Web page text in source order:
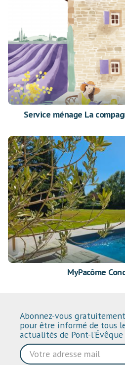
Service ménage La
MyPacôme
Abonnez-vous
pour être informé de tous
actualités de Pont-l’Évêque